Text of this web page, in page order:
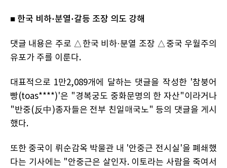
■ 한국 비하·분열·갈등 조장 의도 강해
댓글 내용은 주로 △한국 비하·분열 조장 △중국 우월주의
유포가 주를 이룬다.
대표적으로 1만2,089개에 달하는 댓글을 작성한 '참붕어
빵(toas****)'은 "경복궁도 중화문명의 한 자산"이라거나
"반중(反中)종자들은 전부 친일매국노" 등의 댓글을 게시
했다.
또한 중국이 뤼순감옥 박물관 내 '안중근 전시실'을 폐쇄했
다는 기사에는 "안중근은 살인자. 이토라는 사람을 죽여서